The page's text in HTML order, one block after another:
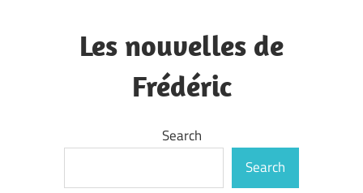
Les nouvelles de
Frédéric
Search
Search